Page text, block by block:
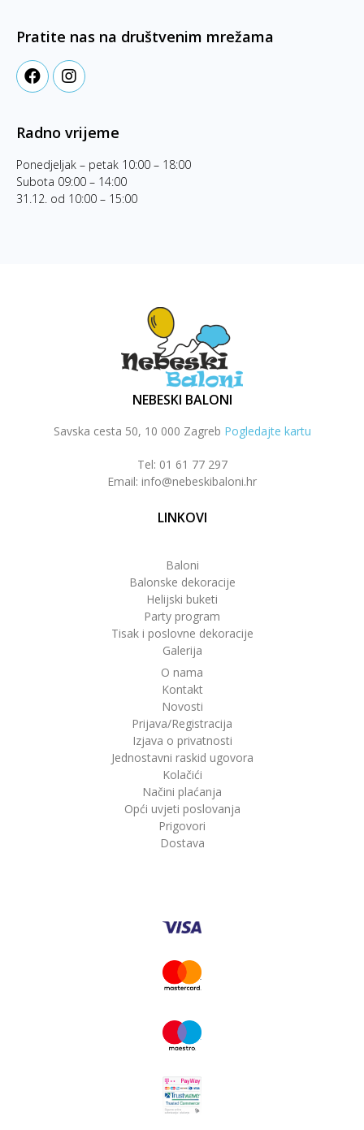
Pratite nas na društvenim mrežama
Radno vrijeme
Ponedjeljak – petak 10:00 – 18:00
Subota 09:00 – 14:00
31.12. od 10:00 – 15:00
NEBESKI BALONI
Savska cesta 50, 10 000 Zagreb Pogledajte kartu
Tel: 01 61 77 297
Email: info@nebeskibaloni.hr
LINKOVI
Baloni
Balonske dekoracije
Helijski buketi
Party program
Tisak i poslovne dekoracije
Galerija
O nama
Kontakt
Novosti
Prijava/Registracija
Izjava o privatnosti
Jednostavni raskid ugovora
Kolačići
Načini plaćanja
Opći uvjeti poslovanja
Prigovori
Dostava